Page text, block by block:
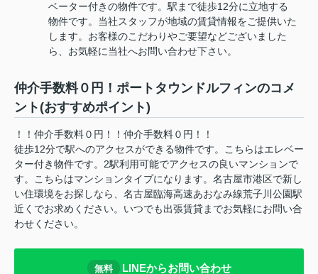
ベーター付きの物件です。駅まで徒歩12分に立地する
物件です。当社スタッフが地域の賃貸情報をご提供いた
します。お客様のこだわりやご要望などございました
ら、お気軽に当社へお問い合わせ下さい。
仲介手数料０円！ポートタウンドルフィンのコメ
ント(おすすめポイント)
！！仲介手数料０円！！仲介手数料０円！！
徒歩12分で駅へのアクセスができる物件です。こちらはエレベー
ター付き物件です。2駅利用可能でアクセスの良いマンションで
す。こちらはマンションタイプになります。名古屋市港区で新し
い住環境をお探しなら、名古屋臨海高速あおなみ線荒子川公園駅
近くでお求めください。いつでも出張賃貸までお気軽にお問い合
わせください。
無料 LINEからお問い合わせ